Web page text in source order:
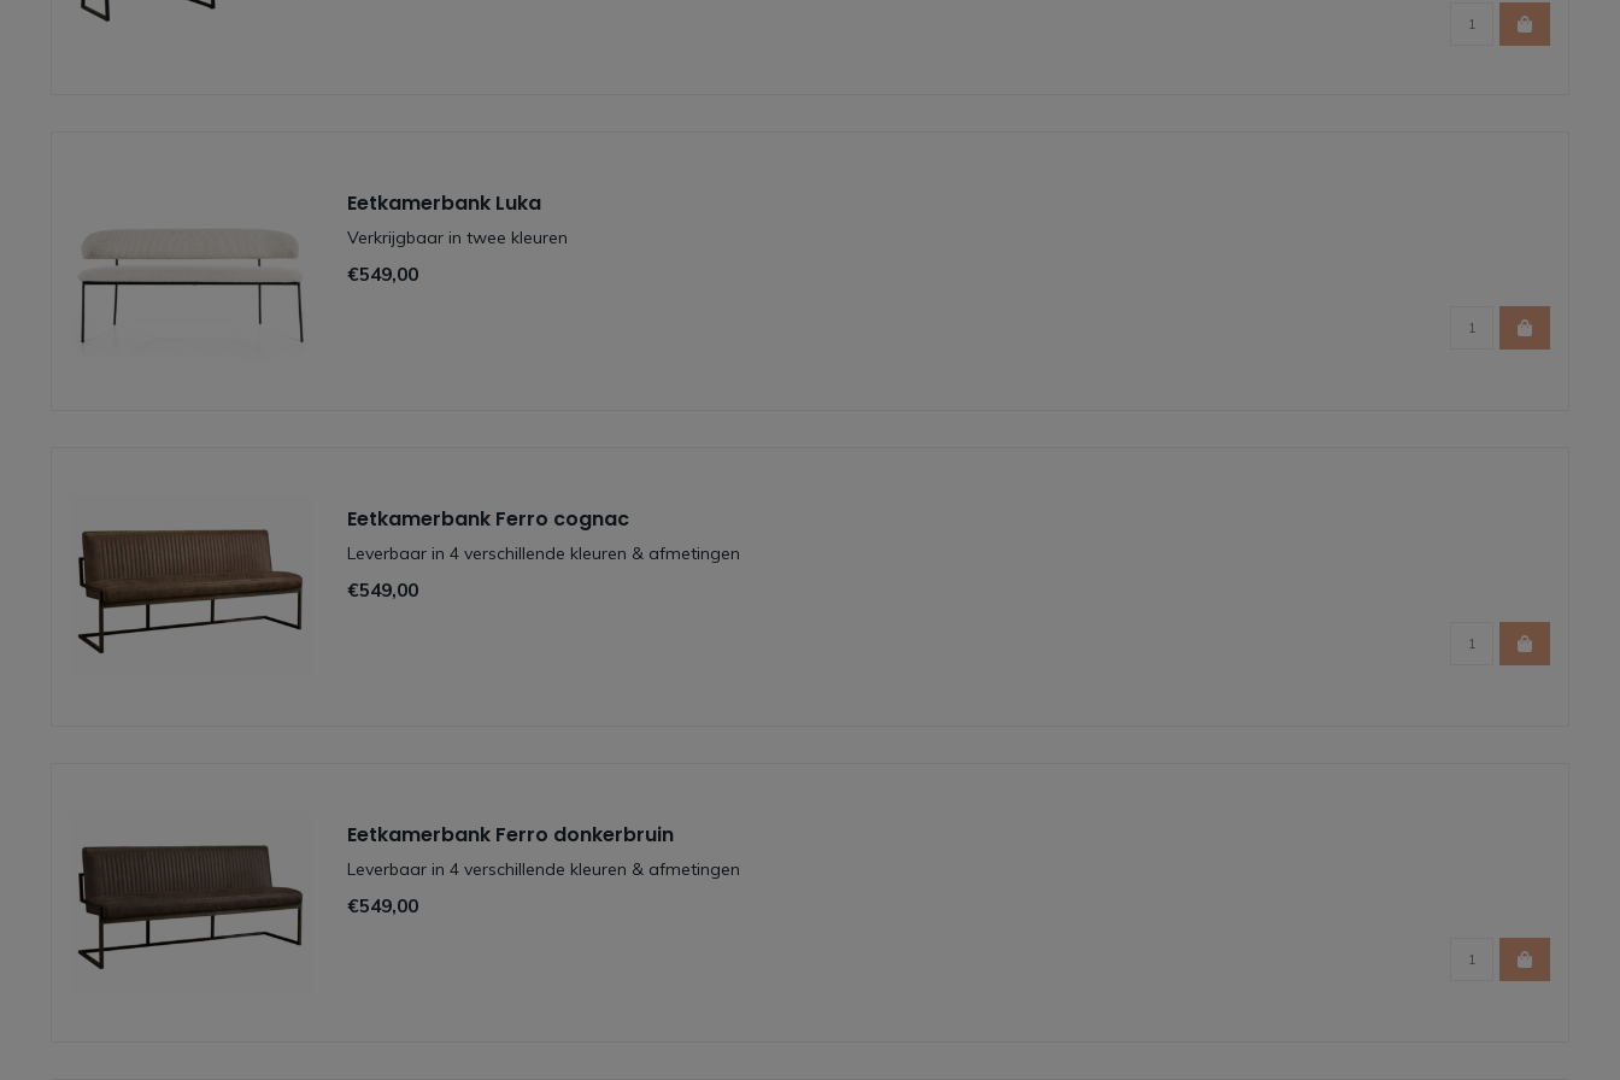
Eetkamerbank Luka
Verkrijgbaar in twee kleuren
€549,00
Eetkamerbank Ferro cognac
Leverbaar in 4 verschillende kleuren & afmetingen
€549,00
Eetkamerbank Ferro donkerbruin
Leverbaar in 4 verschillende kleuren & afmetingen
€549,00